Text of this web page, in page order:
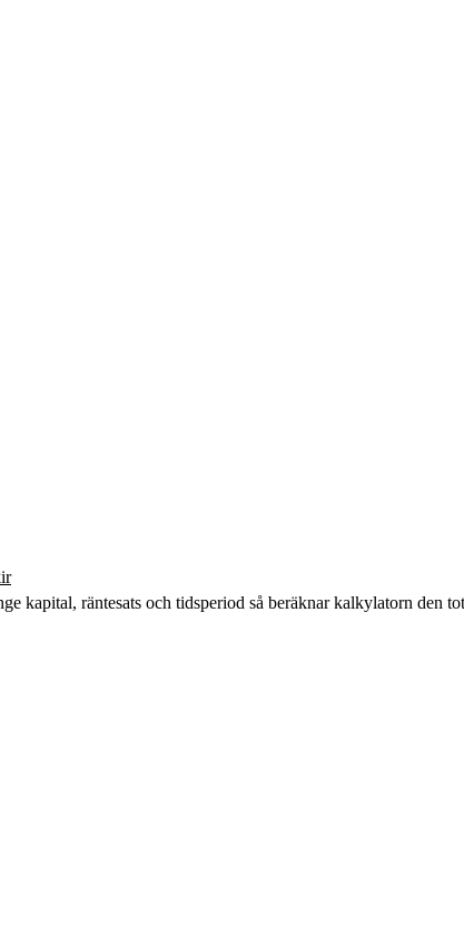
kapital, räntesats och tidsperiod så beräknar kalkylatorn den